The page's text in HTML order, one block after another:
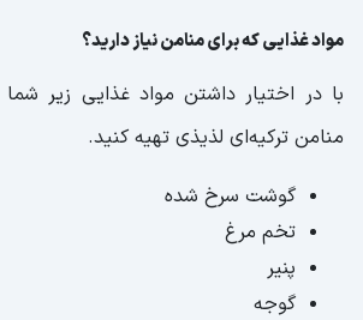
مواد غذایی که برای منامن نیاز دارید؟
با در اختیار داشتن مواد غذایی زیر
منامن ترکیه‌ای لذیذی تهیه کنید.
گوشت سرخ شده
تخم‌ مرغ
پنیر
گوجه